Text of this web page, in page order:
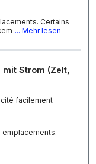
Certains
... Mehr lesen
Strom (Zelt,
facilement
emplacements.